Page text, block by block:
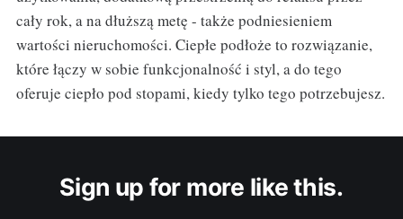
cały rok, a na dłuższą metę - także podniesieniem
wartości nieruchomości. Ciepłe podłoże to rozwiązanie,
które łączy w sobie funkcjonalność i styl, a do tego
oferuje ciepło pod stopami, kiedy tylko tego potrzebujesz.
Sign up for more like this.